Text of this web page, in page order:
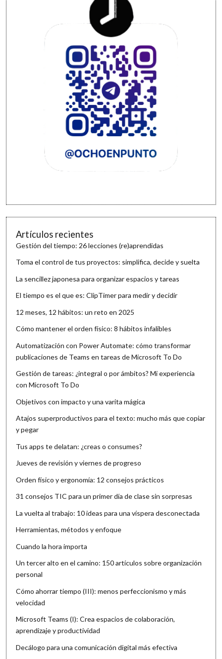
Artículos recientes
Gestión del tiempo: 26 lecciones (re)aprendidas
Toma el control de tus proyectos: simplifica, decide y suelta
La sencillez japonesa para organizar espacios y tareas
El tiempo es el que es: ClipTimer para medir y decidir
12 meses, 12 hábitos: un reto en 2025
Cómo mantener el orden físico: 8 hábitos infalibles
Automatización con Power Automate: cómo transformar
publicaciones de Teams en tareas de Microsoft To Do
Gestión de tareas: ¿integral o por ámbitos? Mi experiencia
con Microsoft To Do
Objetivos con impacto y una varita mágica
Atajos superproductivos para el texto: mucho más que copiar
y pegar
Tus apps te delatan: ¿creas o consumes?
Jueves de revisión y viernes de progreso
Orden físico y ergonomía: 12 consejos prácticos
31 consejos TIC para un primer día de clase sin sorpresas
La vuelta al trabajo: 10 ideas para una víspera desconectada
Herramientas, métodos y enfoque
Cuando la hora importa
Un tercer alto en el camino: 150 artículos sobre organización
personal
Cómo ahorrar tiempo (III): menos perfeccionismo y más
velocidad
Microsoft Teams (I): Crea espacios de colaboración,
aprendizaje y productividad
Decálogo para una comunicación digital más efectiva